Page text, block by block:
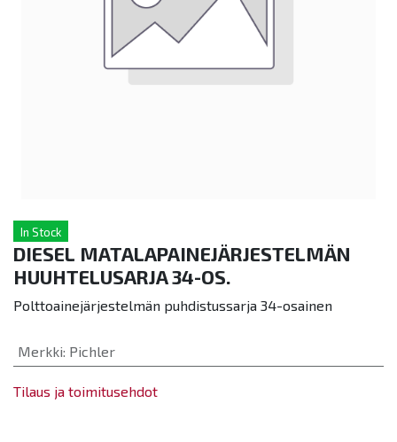
In Stock
DIESEL MATALAPAINEJÄRJESTELMÄN
HUUHTELUSARJA 34-OS.
Polttoainejärjestelmän puhdistussarja 34-osainen
Merkki: Pichler
Tilaus ja toimitusehdot